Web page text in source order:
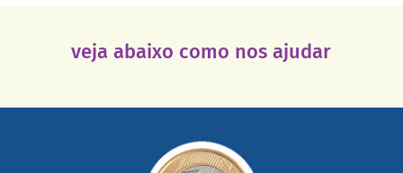
veja abaixo como nos ajudar